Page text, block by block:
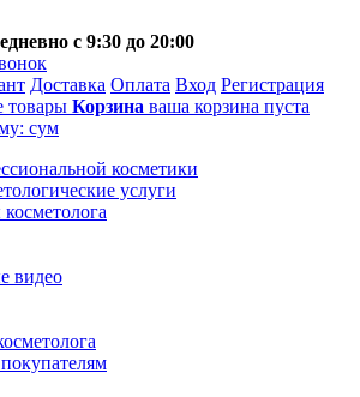
с 9:30 до 20:00
Доставка Оплата Вход Регистрация
Корзина ваша корзина пуста
сум
косметики
услуги
видео